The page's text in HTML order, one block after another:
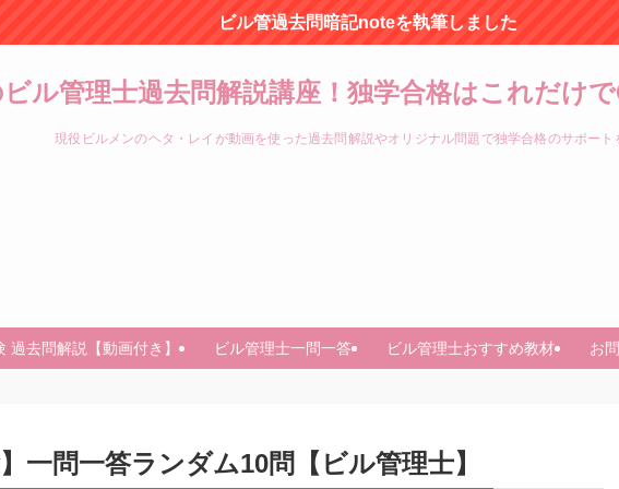
ビル管過去問暗記noteを執筆しました
ル管理士過去問解説講座！独学合格はこれだけで
現役ビルメンのヘタ・レイが動画を使った過去問解説やオリジナル問題で独学合格のサポート
過去問解説【動画付き】 ビル管理士一問一答 ビル管理士おすすめ教材 お
一問一答ランダム10問【ビル管理士】